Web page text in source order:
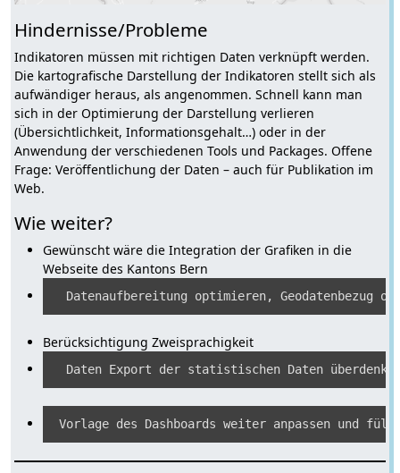
Hindernisse/Probleme
Indikatoren müssen mit richtigen Daten verknüpft werden.
Die kartografische Darstellung der Indikatoren stellt sich als
aufwändiger heraus, als angenommen. Schnell kann man
sich in der Optimierung der Darstellung verlieren
(Übersichtlichkeit, Informationsgehalt…) oder in der
Anwendung der verschiedenen Tools und Packages. Offene
Frage: Veröffentlichung der Daten – auch für Publikation im
Web.
Wie weiter?
Gewünscht wäre die Integration der Grafiken in die
Webseite des Kantons Bern
Berücksichtigung Zweisprachigkeit